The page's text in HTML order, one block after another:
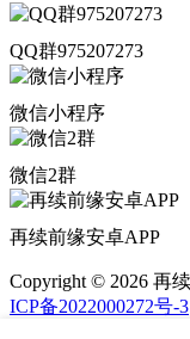
QQ群975207273
微信小程序
微信2群
再续前缘安卓APP
Copyright © 2026 再
ICP备2022000272号-3